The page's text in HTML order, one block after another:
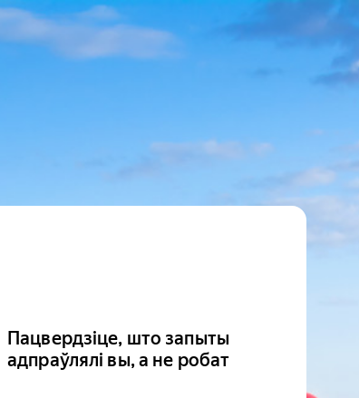
Пацвердзіце, што запыты
адпраўлялі вы, а не робат